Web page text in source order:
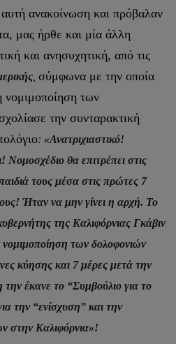
ανακοίνωση και πρόβαλαν
μας ήρθε και μία άλλη
και ανησυχητική, από τις
σύμφωνα με την οποία
νομιμοποίηση των
την συνταρακτική
: «Ανατριχιαστικό!
θα επιτρέπει στις
τους μέσα στις πρώτες 7
Ήταν να μην γίνει η αρχή. Το
της Καλιφόρνιας Γκάβιν
των δολοφονιών
κύησης και 7 μέρες μετά την
έκανε το “Συμβούλιο για το
την “ενίσχυση” και την
στην Καλιφόρνια»!